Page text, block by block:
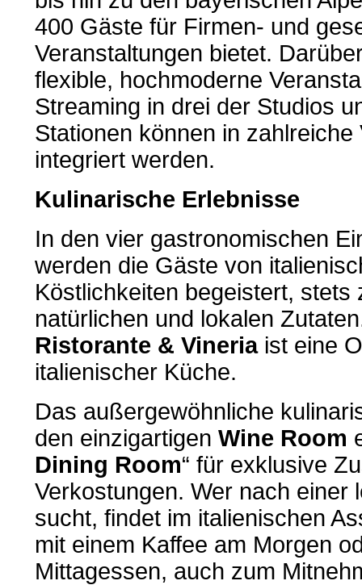
400 Gäste für Firmen- und
Veranstaltungen bietet.
flexible, hochmoderne
Streaming in drei der Studios
Stationen können in
integriert werden.
Kulinarische Erlebnisse
In den vier gastronomischen
werden die Gäste von
Köstlichkeiten begeistert, stets
natürlichen und lokalen
Ristorante & Vineriaist eine
italienischer Küche.
Das außergewöhnliche
den einzigartigen Wine Room
Dining Room“ für exklusive
Verkostungen. Wer nach einer
sucht, findet im italienischen
mit einem Kaffee am Morgen
Mittagessen, auch zum